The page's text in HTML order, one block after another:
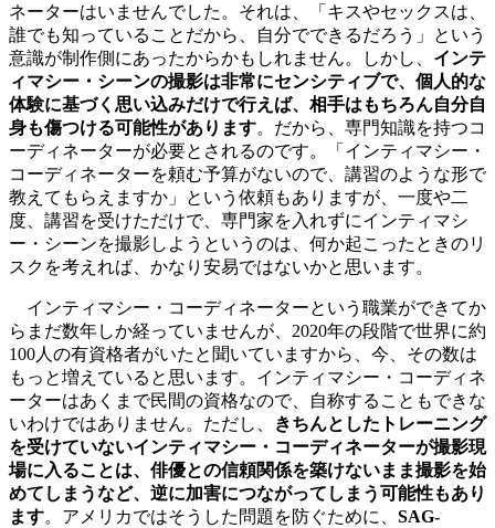
ネーターはいませんでした。それは、「キスやセックスは、
誰でも知っていることだから、自分でできるだろう」という
意識が制作側にあったからかもしれません。しかし、 インテ
ィマシー・シーンの撮影は非常にセンシティブで、個人的な
体験に基づく思い込みだけで行えば、相手はもちろん自分自
身も傷つける可能性があります。だから、専門知識を持つコ
ーディネーターが必要とされるのです。「インティマシー・
コーディネーターを頼む予算がないので、講習のような形で
教えてもらえますか」という依頼もありますが、一度や二
度、講習を受けただけで、専門家を入れずにインティマシ
ー・シーンを撮影しようというのは、何か起こったときのリ
スクを考えれば、かなり安易ではないかと思います。
インティマシー・コーディネーターという職業ができてか
らまだ数年しか経っていませんが、2020年の段階で世界に約
100人の有資格者がいたと聞いていますから、今、その数は
もっと増えていると思います。インティマシー・コーディネ
ーターはあくまで民間の資格なので、自称することもできな
いわけではありません。ただし、
きちんとしたトレーニング
を受けていないインティマシー・コーディネーターが撮影現
場に入ることは、俳優との信頼関係を築けないまま撮影を始
めてしまうなど、逆に加害につながってしまう可能性もあり
ます。アメリカではそうした問題を防ぐために、 SAG-